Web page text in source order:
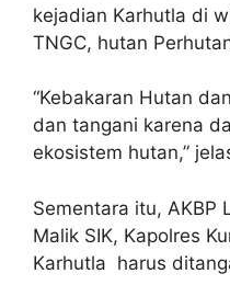
kejadian Karhutla di
TNGC, hutan
“Kebakaran Hutan
dan tangani karena
ekosistem hutan,”
Sementara itu, AKBP
Malik SIK, Kapolres
Karhutla harus